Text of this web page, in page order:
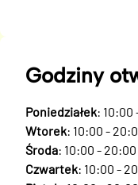
Godziny
Poniedziałek: 10:00
Wtorek: 10:00 -
Środa: 10:00 - 20:00
Czwartek: 10:00 -